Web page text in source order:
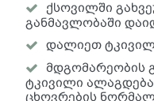
ქსოვილში
განმავლობაში
დალიეთ
მდგომარეობის
ტკივილი
ცხოვრების